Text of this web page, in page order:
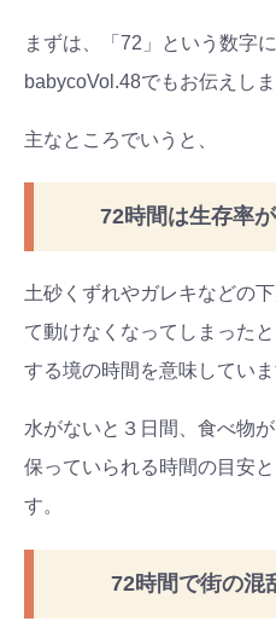
まずは、「72」という数字
babycoVol.48でもお伝えしま
主なところでいうと、
72時間は生存率
土砂くずれやガレキなどの
て動けなくなってしまった
する境の時間を意味していま
水がないと３日間、食べ物
保っていられる時間の目安
す。
72時間で街の混